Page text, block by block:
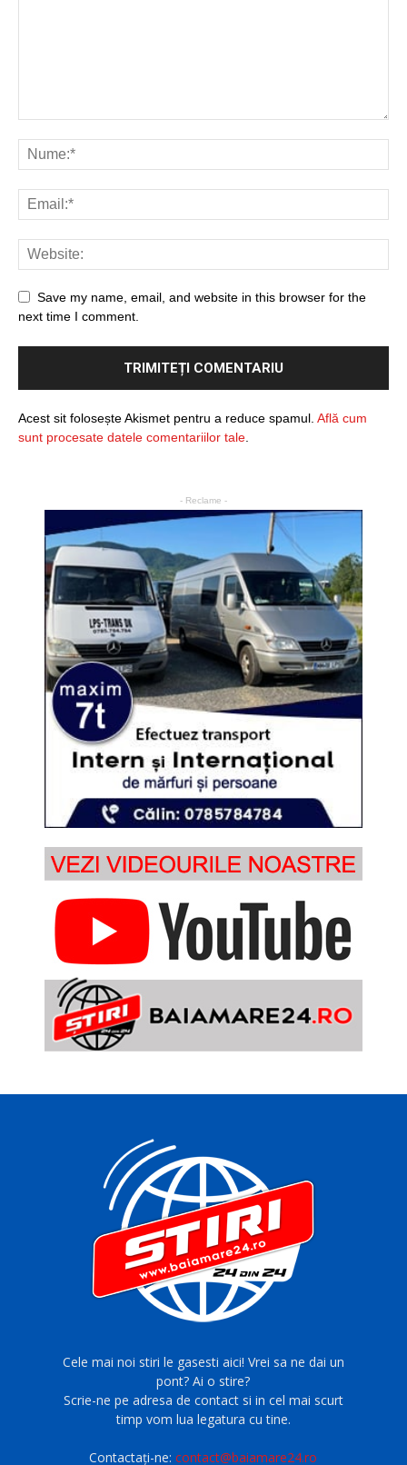
Save my name, email, and website in this browser for the
next time I comment.
Acest sit folosește Akismet pentru a reduce spamul. Află cum
sunt procesate datele comentariilor tale
- Reclame -
Cele mai noi stiri le gasesti aici! Vrei sa ne dai un
pont? Ai o stire?
Scrie-ne pe adresa de contact si in cel mai scurt
timp vom lua legatura cu tine.
Contactați-ne:contact@baiamare24.ro